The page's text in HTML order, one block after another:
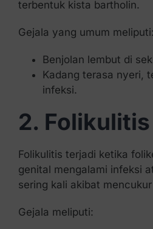
terbentuk kista bartholin.
Gejala yang umum meliputi:
Benjolan lembut di
Kadang terasa nyeri,
infeksi.
2. Folikulitis
Folikulitis terjadi ketika
genital mengalami infeksi
sering kali akibat
Gejala meliputi: